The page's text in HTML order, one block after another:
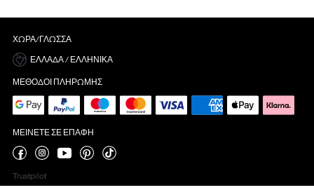
ΧΏΡΑ/ΓΛΏΣΣΑ
ΕΛΛΆΔΑ / ΕΛΛΗΝΙΚΆ
ΜΈΘΟΔΟΙ ΠΛΗΡΩΜΉΣ
ΜΕΊΝΕΤΕ ΣΕ ΕΠΑΦΉ
Trustpilot